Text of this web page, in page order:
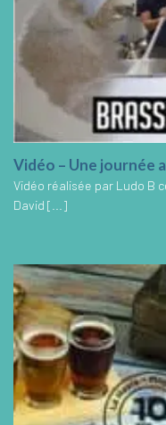
Vidéo – Une journée
Vidéo réalisée par Ludo B
David [...]